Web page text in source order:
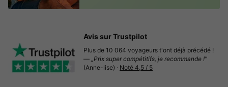
Avis sur Trustpilot
Plus de 10 064 voyageurs t'ont déjà précédé !
— „Prix super compétitifs, je recommande !"
(Anne-lise) · Noté 4,5 / 5